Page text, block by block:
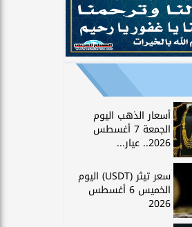
أسعار الذهب اليوم
الجمعة 7 أغسطس
2026.. عيار...
سعر تيثر (USDT) اليوم
الخميس 6 أغسطس
2026